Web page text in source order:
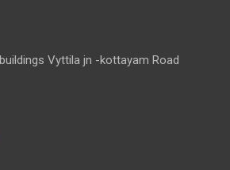
Vyttila jn -kottayam Road